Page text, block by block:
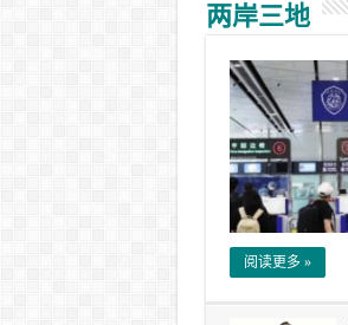
两岸三地
阅读更多 »